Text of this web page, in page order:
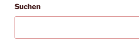
Suchen